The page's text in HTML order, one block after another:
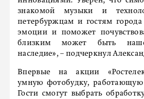
знакомой музыки и
петербуржцам и гостям
эмоции и поможет
близким может быть наше
наследие», – подчеркнул
Впервые на акции
умную фотобудку, работающую
Гости смогут выбрать